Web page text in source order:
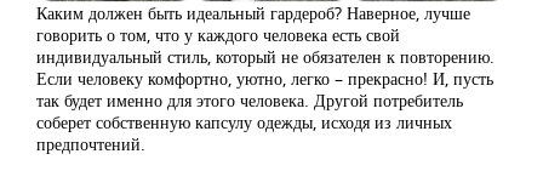
Каким должен быть идеальный гардероб? Наверное, лучше
говорить о том, что у каждого человека есть свой
индивидуальный стиль, который не обязателен к повторению.
Если человеку комфортно, уютно, легко – прекрасно! И, пусть
так будет именно для этого человека. Другой потребитель
соберет собственную капсулу одежды, исходя из личных
предпочтений.